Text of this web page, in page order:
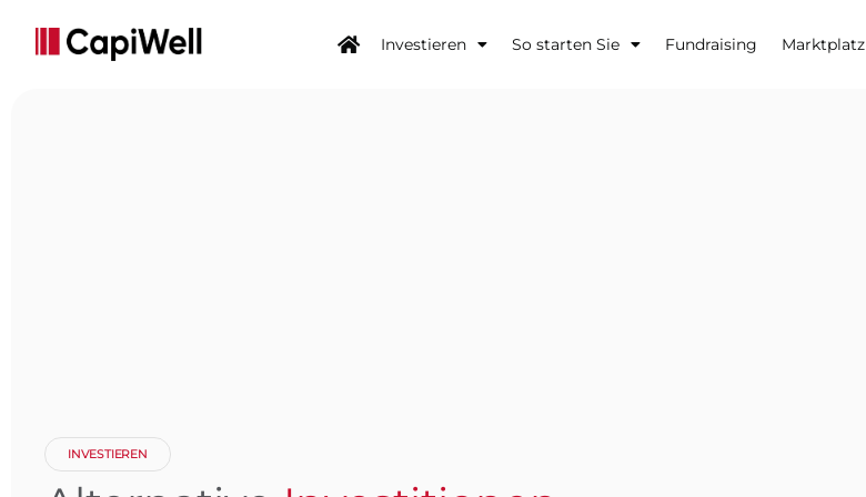
Investieren So starten Sie Fundraising Marktplatz
INVESTIEREN